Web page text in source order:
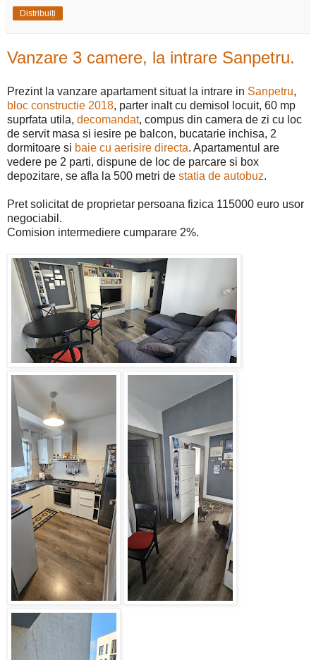
Distribuiți
Vanzare 3 camere, la intrare Sanpetru.
Prezint la vanzare apartament situat la intrare in Sanpetru,
bloc constructie 2018, parter inalt cu demisol locuit, 60 mp
suprfata utila, decomandat, compus din camera de zi cu loc
de servit masa si iesire pe balcon, bucatarie inchisa, 2
dormitoare si baie cu aerisire directa. Apartamentul are
vedere pe 2 parti, dispune de loc de parcare si box
depozitare, se afla la 500 metri de statia de autobuz.
Pret solicitat de proprietar persoana fizica 115000 euro usor
negociabil.
Comision intermediere cumparare 2%.